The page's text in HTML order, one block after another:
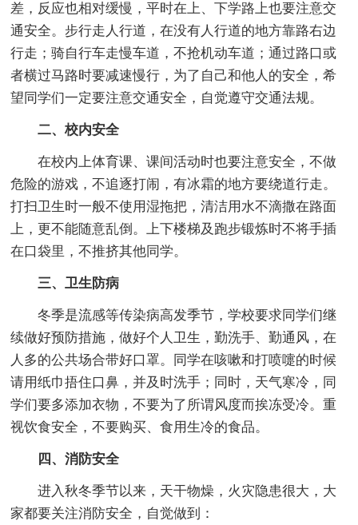
差，反应也相对缓慢，平时在上、下学路上也要注意交
通安全。步行走人行道，在没有人行道的地方靠路右边
行走；骑自行车走慢车道，不抢机动车道；通过路口或
者横过马路时要减速慢行，为了自己和他人的安全，希
望同学们一定要注意交通安全，自觉遵守交通法规。
二、校内安全
在校内上体育课、课间活动时也要注意安全，不做
危险的游戏，不追逐打闹，有冰霜的地方要绕道行走。
打扫卫生时一般不使用湿拖把，清洁用水不滴撒在路面
上，更不能随意乱倒。上下楼梯及跑步锻炼时不将手插
在口袋里，不推挤其他同学。
三、卫生防病
冬季是流感等传染病高发季节，学校要求同学们继
续做好预防措施，做好个人卫生，勤洗手、勤通风，在
人多的公共场合带好口罩。同学在咳嗽和打喷嚏的时候
请用纸巾捂住口鼻，并及时洗手；同时，天气寒冷，同
学们要多添加衣物，不要为了所谓风度而挨冻受冷。重
视饮食安全，不要购买、食用生冷的食品。
四、消防安全
进入秋冬季节以来，天干物燥，火灾隐患很大，大
家都要关注消防安全，自觉做到：